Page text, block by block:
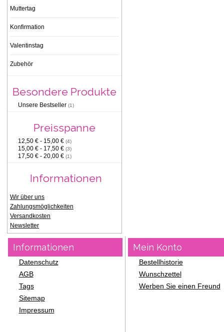
Muttertag
Konfirmation
Valentinstag
Zubehör
Besondere Produkte
Unsere Bestseller (1)
Preisspanne
12,50 € - 15,00 € (4)
15,00 € - 17,50 € (3)
17,50 € - 20,00 € (1)
Informationen
Wir über uns
Zahlungsmöglichkeiten
Versandkosten
Newsletter
Informationen
Datenschutz
AGB
Tags
Sitemap
Impressum
Mein Konto
Bestellhistorie
Wunschzettel
Werben Sie einen Freund